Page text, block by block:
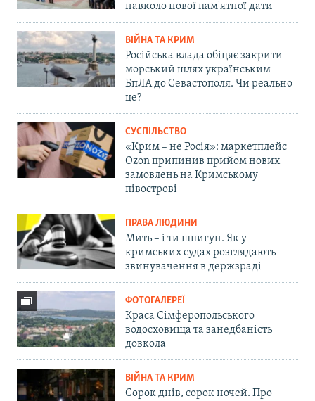
навколо нової пам'ятної дати
ВІЙНА ТА КРИМ
Російська влада обіцяє закрити
морський шлях українським
БпЛА до Севастополя. Чи реально
це?
СУСПІЛЬСТВО
«Крим – не Росія»: маркетплейс
Ozon припинив прийом нових
замовлень на Кримському
півострові
ПРАВА ЛЮДИНИ
Мить – і ти шпигун. Як у
кримських судах розглядають
звинувачення в держзраді
ФОТОГАЛЕРЕЇ
Краса Сімферопольського
водосховища та занедбаність
довкола
ВІЙНА ТА КРИМ
Сорок днів, сорок ночей. Про